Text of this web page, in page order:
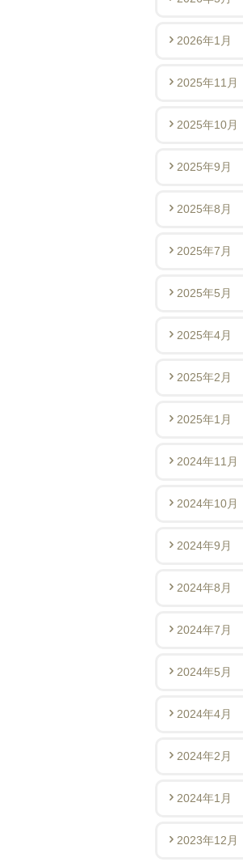
2026年1月
2025年11月
2025年10月
2025年9月
2025年8月
2025年7月
2025年5月
2025年4月
2025年2月
2025年1月
2024年11月
2024年10月
2024年9月
2024年8月
2024年7月
2024年5月
2024年4月
2024年2月
2024年1月
2023年12月